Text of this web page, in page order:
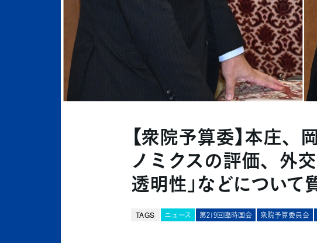
【衆院予算委】本庄、
ノミクスの評価、外
透明性」などについて
TAGS ニュース 第219回臨時国会 衆院予算委員会